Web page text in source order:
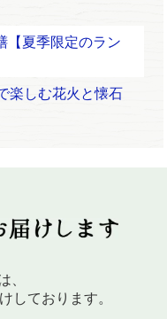
【夏季限定のラン
楽しむ花火と懐石
、
しております。